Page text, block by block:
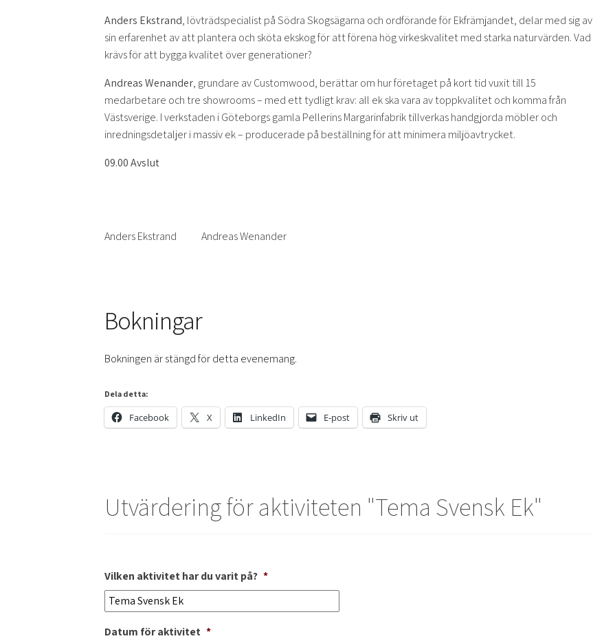
Anders Ekstrand, lövträdspecialist på Södra Skogsägarna och ordförande för Ekfrämjandet, delar med sig av
sin erfarenhet av att plantera och sköta ekskog för att förena hög virkeskvalitet med starka naturvärden. Vad
krävs för att bygga kvalitet över generationer?
Andreas Wenander, grundare av Customwood, berättar om hur företaget på kort tid vuxit till 15
medarbetare och tre showrooms – med ett tydligt krav: all ek ska vara av toppkvalitet och komma från
Västsverige. I verkstaden i Göteborgs gamla Pellerins Margarinfabrik tillverkas handgjorda möbler och
inredningsdetaljer i massiv ek – producerade på beställning för att minimera miljöavtrycket.
09.00 Avslut
Anders Ekstrand Andreas Wenander
Bokningar
Bokningen är stängd för detta evenemang.
Dela detta:
Facebook X LinkedIn E-post Skriv ut
Utvärdering för aktiviteten "Tema Svensk Ek"
Vilken aktivitet har du varit på? *
Datum för aktivitet *